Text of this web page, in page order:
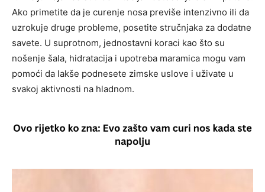
Ako primetite da je curenje nosa previše intenzivno ili da
uzrokuje druge probleme, posetite stručnjaka za dodatne
savete. U suprotnom, jednostavni koraci kao što su
nošenje šala, hidratacija i upotreba maramica mogu vam
pomoći da lakše podnesete zimske uslove i uživate u
svakoj aktivnosti na hladnom.